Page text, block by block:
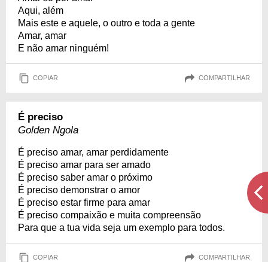
Aqui, além
Mais este e aquele, o outro e toda a gente
Amar, amar
E não amar ninguém!
COPIAR COMPARTILHAR
É preciso
Golden Ngola
É preciso amar, amar perdidamente
É preciso amar para ser amado
É preciso saber amar o próximo
É preciso demonstrar o amor
É preciso estar firme para amar
É preciso compaixão e muita compreensão
Para que a tua vida seja um exemplo para todos.
COPIAR COMPARTILHAR